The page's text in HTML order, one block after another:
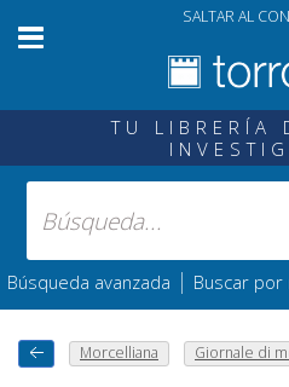
SALTAR AL
TU LIBRERÍA
Búsqueda avanzada | Buscar por
Morcelliana Giornale di